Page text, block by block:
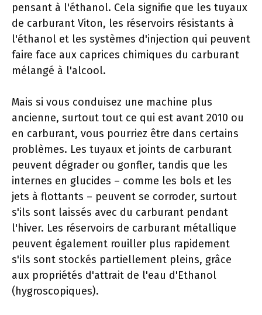
pensant à l'éthanol. Cela signifie que les tuyaux
de carburant Viton, les réservoirs résistants à
l'éthanol et les systèmes d'injection qui peuvent
faire face aux caprices chimiques du carburant
mélangé à l'alcool.
Mais si vous conduisez une machine plus
ancienne, surtout tout ce qui est avant 2010 ou
en carburant, vous pourriez être dans certains
problèmes. Les tuyaux et joints de carburant
peuvent dégrader ou gonfler, tandis que les
internes en glucides – comme les bols et les
jets à flottants – peuvent se corroder, surtout
s'ils sont laissés avec du carburant pendant
l'hiver. Les réservoirs de carburant métallique
peuvent également rouiller plus rapidement
s'ils sont stockés partiellement pleins, grâce
aux propriétés d'attrait de l'eau d'Ethanol
(hygroscopiques).